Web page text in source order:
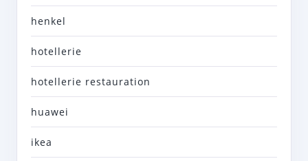
henkel
hotellerie
hotellerie restauration
huawei
ikea